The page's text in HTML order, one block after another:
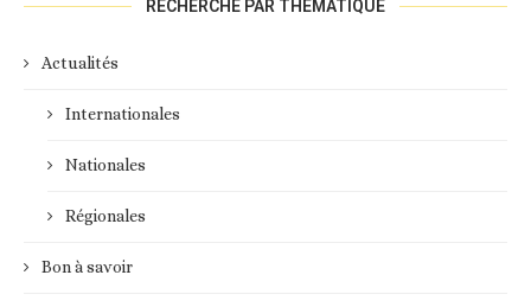
RECHERCHE PAR THÉMATIQUE
Actualités
Internationales
Nationales
Régionales
Bon à savoir